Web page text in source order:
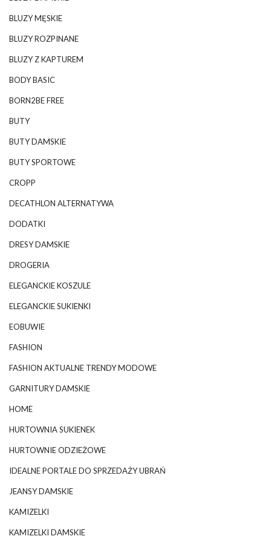
BLUZY MĘSKIE
BLUZY ROZPINANE
BLUZY Z KAPTUREM
BODY BASIC
BORN2BE FREE
BUTY
BUTY DAMSKIE
BUTY SPORTOWE
CROPP
DECATHLON ALTERNATYWA
DODATKI
DRESY DAMSKIE
DROGERIA
ELEGANCKIE KOSZULE
ELEGANCKIE SUKIENKI
EOBUWIE
FASHION
FASHION AKTUALNE TRENDY MODOWE
GARNITURY DAMSKIE
HOME
HURTOWNIA SUKIENEK
HURTOWNIE ODZIEŻOWE
IDEALNE PORTALE DO SPRZEDAŻY UBRAŃ
JEANSY DAMSKIE
KAMIZELKI
KAMIZELKI DAMSKIE